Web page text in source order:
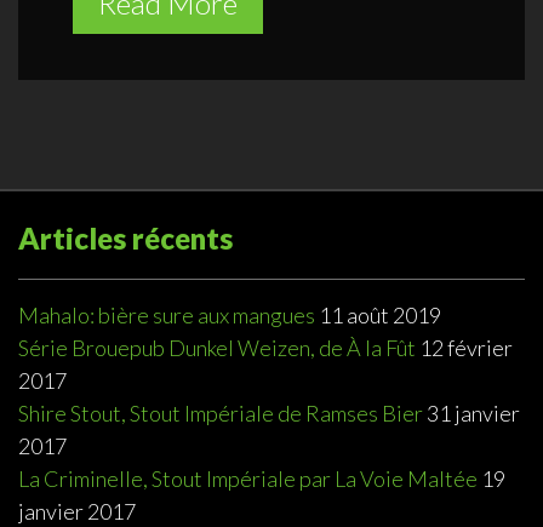
Articles récents
Mahalo: bière sure aux mangues 11 août 2019
Série Brouepub Dunkel Weizen, de À la Fût 12 février
2017
Shire Stout, Stout Impériale de Ramses Bier31 janvier
2017
La Criminelle, Stout Impériale par La Voie Maltée 19
janvier 2017